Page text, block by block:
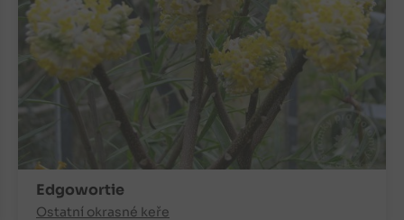
Edgowortie
Ostatní okrasné keře